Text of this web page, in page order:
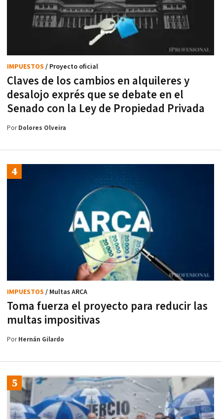
Claves de los cambios en alquileres y
desalojo exprés que se debate en el
Senado con la Ley de Propiedad Privada
IMPUESTOS / Proyecto oficial
PorDolores Olveira
Toma fuerza el proyecto para reducir las
multas impositivas
IMPUESTOS / Multas ARCA
PorHernán Gilardo